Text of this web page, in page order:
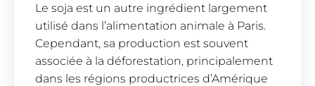
Le soja est un autre ingrédient largement
utilisé dans l’alimentation animale à Paris.
Cependant, sa production est souvent
associée à la déforestation, principalement
dans les régions productrices d’Amérique